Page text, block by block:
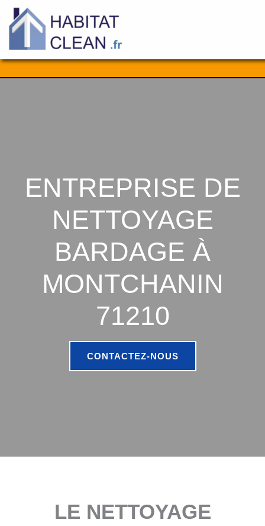
Aller
ENTREPRISE DE
NETTOYAGE
BARDAGE À
MONTCHANIN
71210
CONTACTEZ-NOUS
LE NETTOYAGE